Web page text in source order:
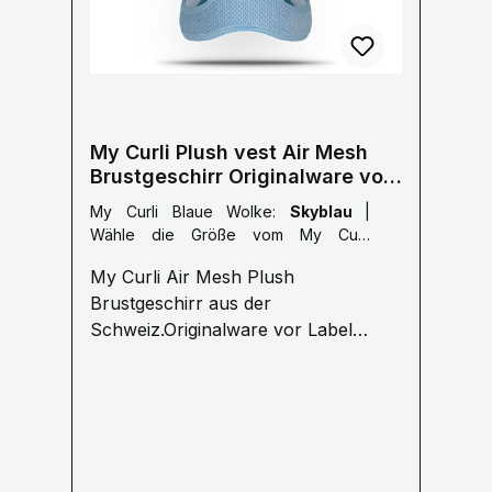
My Curli Plush vest Air Mesh
Brustgeschirr Originalware vor
Labelumstellung
My Curli Blaue Wolke: Skyblau
Wähle die Größe vom My Curli
Brustumfang
My Curli Air Mesh Plush
Brustgeschirr aus der
Schweiz.Originalware vor Label